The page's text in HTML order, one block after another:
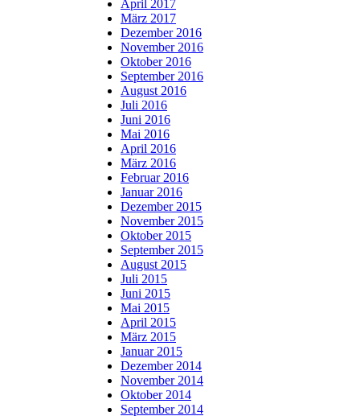
April 2017
März 2017
Dezember 2016
November 2016
Oktober 2016
September 2016
August 2016
Juli 2016
Juni 2016
Mai 2016
April 2016
März 2016
Februar 2016
Januar 2016
Dezember 2015
November 2015
Oktober 2015
September 2015
August 2015
Juli 2015
Juni 2015
Mai 2015
April 2015
März 2015
Januar 2015
Dezember 2014
November 2014
Oktober 2014
September 2014